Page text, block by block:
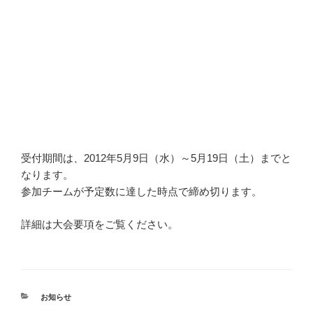
受付期間は、2012年5月9日（水）～5月19日（土）までと
なります。
参加チームが予定数に達した時点で締め切ります。
詳細は大会要項をご覧ください。
カ
お知らせ